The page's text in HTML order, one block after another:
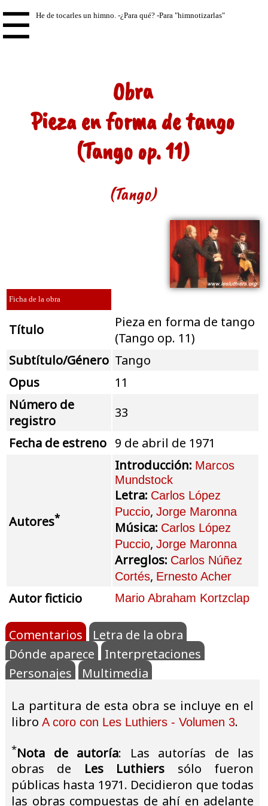
☰
Obra
Pieza en forma de tango
(Tango op. 11)
(Tango)
Ficha de la obra
Título
Pieza en forma de tango
(Tango op. 11)
Subtítulo/Género Tango
Opus
11
Número de
registro
33
Fecha de estreno 9 de abril de 1971
Autores*
Introducción: Marcos
Mundstock
Letra: Carlos López
Puccio, Jorge Maronna
Música: Carlos López
Puccio, Jorge Maronna
Arreglos: Carlos Núñez
Cortés, Ernesto Acher
Autor ficticio Mario Abraham Kortzclap
Comentarios
Letra de la obra
Dónde aparece
Interpretaciones
Personajes
Multimedia
La partitura de esta obra se incluye en el
libro A coro con Les Luthiers - Volumen 3.
*Nota de autoría: Las autorías de las
obras de Les Luthiers sólo fueron
públicas hasta 1971. Decidieron que todas
las obras compuestas de ahí en adelante